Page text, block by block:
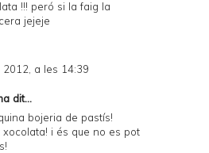
!!! peró si la faig la
jejeje
2012, a les 14:39
dit...
bojeria de pastís!
xocolata! i és que no es pot